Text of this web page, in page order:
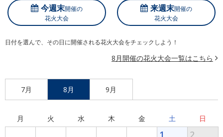
今週末開催の
花火大会
来週末開催の
花火大会
日付を選んで、その日に開催される花火大会をチェックしよう！
8月開催の花火大会一覧はこちら
7月 8月 9月
月 火 水 木 金 土 日
1 2